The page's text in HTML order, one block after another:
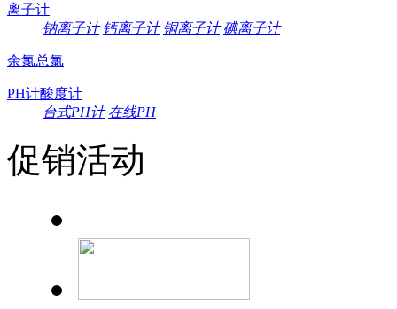
离子计
钠离子计 钙离子计 铜离子计 碘离子计
余氯总氯
PH计酸度计
台式PH计 在线PH
促销活动